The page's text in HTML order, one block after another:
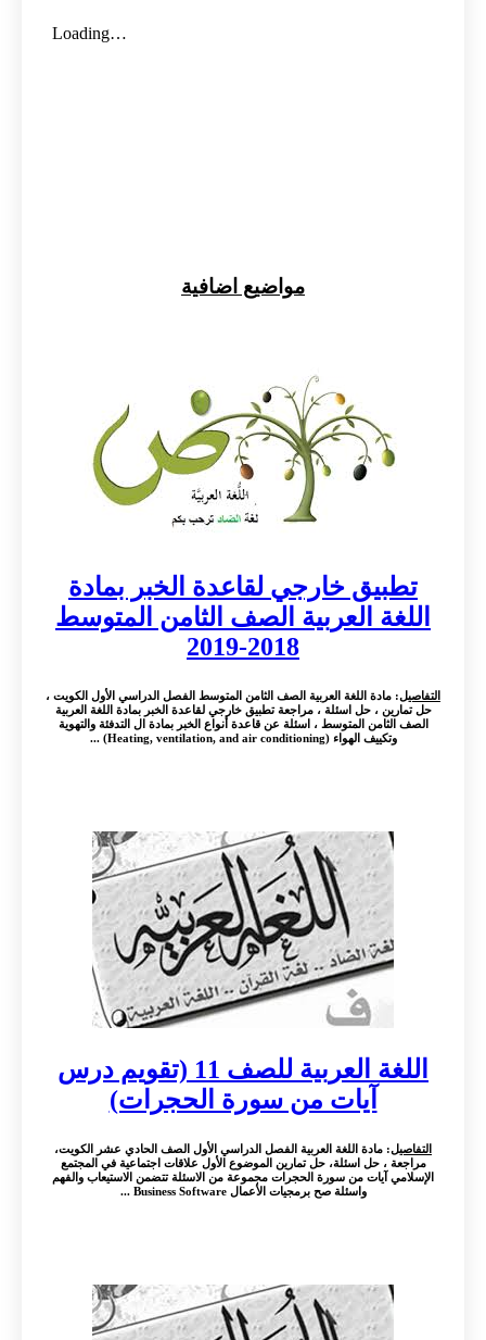
مواضيع اضافية
تطبيق خارجي لقاعدة الخبر بمادة
اللغة العربية الصف الثامن المتوسط
2018-2019
التفاصيل: مادة اللغة العربية الصف الثامن المتوسط الفصل الدراسي الأول الكويت ،
حل تمارين ، حل اسئلة ، مراجعة تطبيق خارجي لقاعدة الخبر بمادة اللغة العربية
الصف الثامن المتوسط ، اسئلة عن قاعدة أنواع الخبر بمادة ال التدفئة والتهوية
وتكييف الهواء (Heating, ventilation, and air conditioning) ...
اللغة العربية للصف 11 (تقويم درس
آيات من سورة الحجرات)
التفاصيل: مادة اللغة العربية الفصل الدراسي الأول الصف الحادي عشر الكويت،
مراجعة ، حل اسئلة، حل تمارين الموضوع الأول علاقات اجتماعية في المجتمع
الإسلامي آيات من سورة الحجرات مجموعة من الاسئلة تتضمن الاستيعاب والفهم
واسئلة صح برمجيات الأعمال Business Software ...